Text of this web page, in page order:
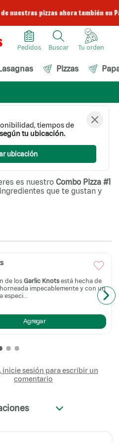
de nuestras pizzas ahora también en
Pedidos Buscar
Pizzas
tiempos de
tu ubicación.
ubicación
Combo #1
es nuestro Combo Pizza #1
ingredientes que te gustan y
de los Garlic Knotsestá hecha de
impecablemente y con un
especi...
Agregar
inicie sesión para escribir un
comentario
+